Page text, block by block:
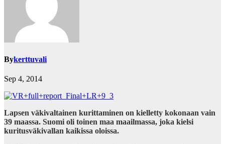
Bykerttuvali
Sep 4, 2014
Lapsen väkivaltainen kurittaminen on kielletty kokonaan vain
39 maassa. Suomi oli toinen maa maailmassa, joka kielsi
kuritusväkivallan kaikissa oloissa.